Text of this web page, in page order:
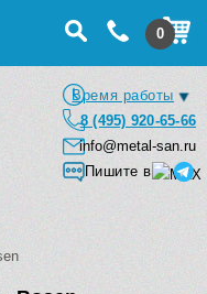
0
Время работы
8 (495) 920-65-66
info@metal-san.ru
Пишите в